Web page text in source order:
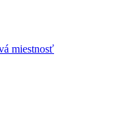
miestnosť